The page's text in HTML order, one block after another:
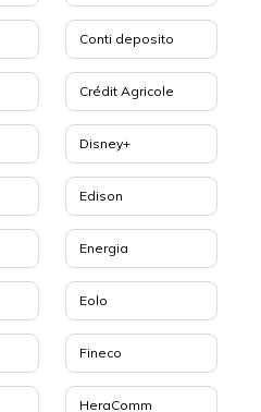
Conti deposito
Crédit Agricole
Disney+
Edison
Energia
Eolo
Fineco
HeraComm